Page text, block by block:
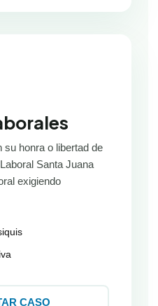
su honra o libertad de
Santa Juana
exigiendo
CASO